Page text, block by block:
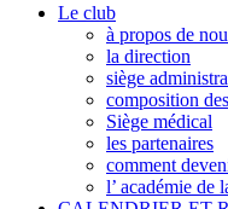
Le club
à propos de
la direction
siège
composition
Siège médical
les partenaires
comment
l’ académie